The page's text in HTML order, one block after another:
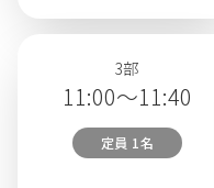
3部
11:00～11:40
定員 1名